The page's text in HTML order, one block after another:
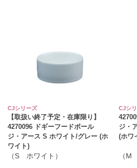
CJシリーズ
【取扱い終了予定・在庫限り】
4270096 ドギーフードボール
ジ・アース S ホワイト/グレー (ホ
ワイト)
（S ホワイト）
CJシ
ジ・
(ホワ
（M